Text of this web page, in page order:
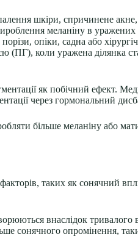
шкіри, спричинене
меланіну в
опіки, садна або
(ПГ), коли уражена ділянка
як побічний ефект.
через гормональний
більше меланіну або
таких як сонячний
внаслідок тривалого
сонячного опромінення,